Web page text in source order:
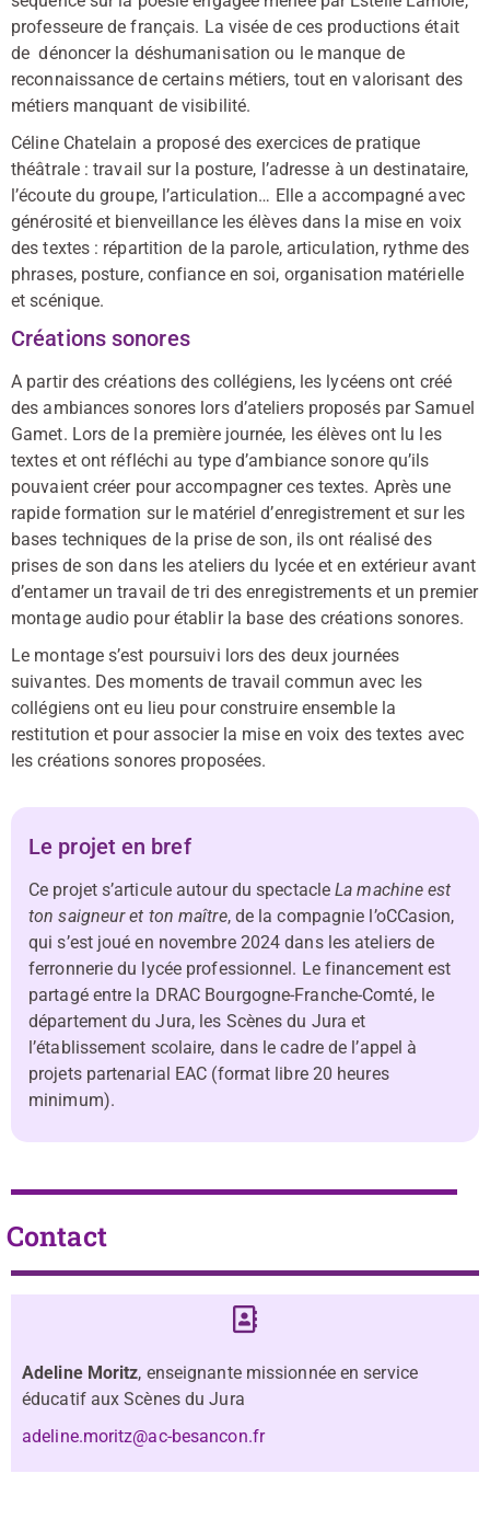
professeure de français. La visée de ces productions était
de dénoncer la déshumanisation ou le manque de
reconnaissance de certains métiers, tout en valorisant des
métiers manquant de visibilité.
Céline Chatelain a proposé des exercices de pratique
théâtrale : travail sur la posture, l’adresse à un destinataire,
l’écoute du groupe, l’articulation… Elle a accompagné avec
générosité et bienveillance les élèves dans la mise en voix
des textes : répartition de la parole, articulation, rythme des
phrases, posture, confiance en soi, organisation matérielle
et scénique.
Créations sonores
A partir des créations des collégiens, les lycéens ont créé
des ambiances sonores lors d’ateliers proposés par Samuel
Gamet. Lors de la première journée, les élèves ont lu les
textes et ont réfléchi au type d’ambiance sonore qu’ils
pouvaient créer pour accompagner ces textes. Après une
rapide formation sur le matériel d’enregistrement et sur les
bases techniques de la prise de son, ils ont réalisé des
prises de son dans les ateliers du lycée et en extérieur avant
d’entamer un travail de tri des enregistrements et un premier
montage audio pour établir la base des créations sonores.
Le montage s’est poursuivi lors des deux journées
suivantes. Des moments de travail commun avec les
collégiens ont eu lieu pour construire ensemble la
restitution et pour associer la mise en voix des textes avec
les créations sonores proposées.
Le projet en bref
Ce projet s’articule autour du spectacleLa machine est
ton saigneur et ton maître, de la compagnie l’oCCasion,
qui s’est joué en novembre 2024 dans les ateliers de
ferronnerie du lycée professionnel. Le financement est
partagé entre la DRAC Bourgogne-Franche-Comté, le
département du Jura, les Scènes du Jura et
l’établissement scolaire, dans le cadre de l’appel à
projets partenarial EAC (format libre 20 heures
minimum).
Contact
Adeline Moritz, enseignante missionnée en service
éducatif aux Scènes du Jura
adeline.moritz@ac-besancon.fr